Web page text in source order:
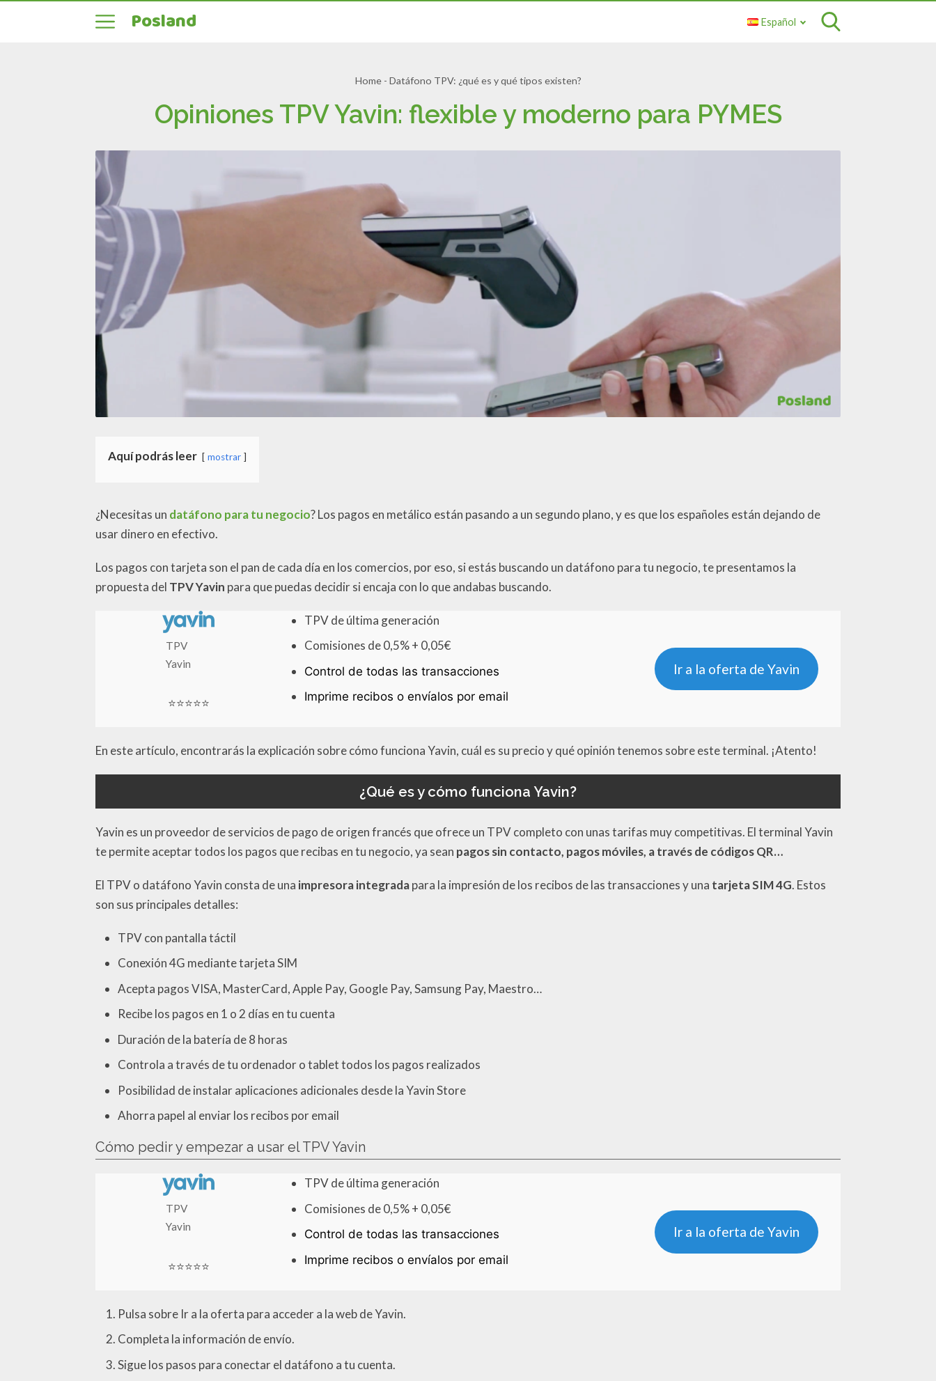
Posland Español
Home- Datáfono TPV: ¿qué es y qué tipos existen?
Opiniones TPV Yavin: flexible y moderno para PYMES
Aquí podrás leer mostrar
¿Necesitas un datáfono para tu negocio? Los pagos en metálico están pasando a un segundo plano, y es que los españoles están dejando de
usar dinero en efectivo.
Los pagos con tarjeta son el pan de cada día en los comercios, por eso, si estás buscando un datáfono para tu negocio, te presentamos la
propuesta del TPV Yavin para que puedas decidir si encaja con lo que andabas buscando.
TPV
Yavin
⭐⭐⭐⭐⭐
TPV de última generación
Comisiones de 0,5% + 0,05€
Control de todas las transacciones
Imprime recibos o envíalos por email
Ir a la oferta de Yavin
En este artículo, encontrarás la explicación sobre cómo funciona Yavin, cuál es su precio y qué opinión tenemos sobre este terminal. ¡Atento!
¿Qué es y cómo funciona Yavin?
Yavin es un proveedor de servicios de pago de origen francés que ofrece un TPV completo con unas tarifas muy competitivas. El terminal Yavin
te permite aceptar todos los pagos que recibas en tu negocio, ya sean pagos sin contacto, pagos móviles, a través de códigos QR…
El TPV o datáfono Yavin consta de una impresora integradapara la impresión de los recibos de las transacciones y una tarjeta SIM 4G. Estos
son sus principales detalles:
TPV con pantalla táctil
Conexión 4G mediante tarjeta SIM
Acepta pagos VISA, MasterCard, Apple Pay, Google Pay, Samsung Pay, Maestro…
Recibe los pagos en 1 o 2 días en tu cuenta
Duración de la batería de 8 horas
Controla a través de tu ordenador o tablet todos los pagos realizados
Posibilidad de instalar aplicaciones adicionales desde la Yavin Store
Ahorra papel al enviar los recibos por email
Cómo pedir y empezar a usar el TPV Yavin
TPV
Yavin
⭐⭐⭐⭐⭐
TPV de última generación
Comisiones de 0,5% + 0,05€
Control de todas las transacciones
Imprime recibos o envíalos por email
Ir a la oferta de Yavin
Pulsa sobre Ir a la oferta para acceder a la web de Yavin.
Completa la información de envío.
Sigue los pasos para conectar el datáfono a tu cuenta.